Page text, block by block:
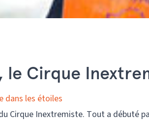
le Cirque
dans les étoiles
Cirque Inextremiste. Tout a débuté